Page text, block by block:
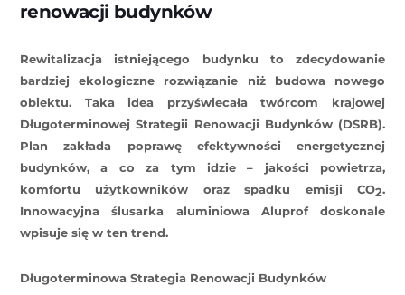
renowacji budynków
Rewitalizacja istniejącego budynku to zdecydowanie
bardziej ekologiczne rozwiązanie niż budowa nowego
obiektu. Taka idea przyświecała twórcom krajowej
Długoterminowej Strategii Renowacji Budynków (DSRB).
Plan zakłada poprawę efektywności energetycznej
budynków, a co za tym idzie – jakości powietrza,
komfortu użytkowników oraz spadku emisji CO2.
Innowacyjna ślusarka aluminiowa Aluprof doskonale
wpisuje się w ten trend.
Długoterminowa Strategia Renowacji Budynków